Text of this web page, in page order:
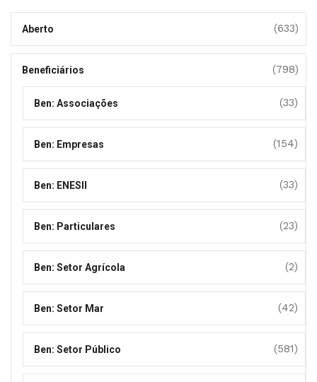
Aberto (633)
Beneficiários (798)
Ben: Associações (33)
Ben: Empresas (154)
Ben: ENESII (33)
Ben: Particulares (23)
Ben: Setor Agrícola (2)
Ben: Setor Mar (42)
Ben: Setor Público (581)